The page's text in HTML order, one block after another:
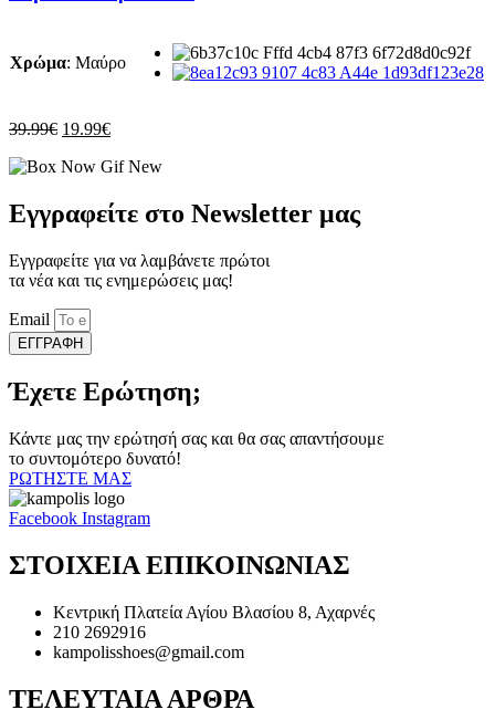
έχει
Οι
να
στη
του
προϊόντος
Χρώμα: Μαύρο
39.99€ Original
was:
19.99€Η
τιμή
19.99€.
Εγγραφείτε στο Newsletter μας
Εγγραφείτε για να λαμβάνετε πρώτοι
τα νέα και τις ενημερώσεις μας!
Email
ΕΓΓΡΑΦΗ
Έχετε Ερώτηση;
Κάντε μας την ερώτησή σας και θα σας απαντήσουμε
το συντομότερο δυνατό!
ΡΩΤΗΣΤΕ ΜΑΣ
Facebook Instagram
ΣΤΟΙΧΕΙΑ ΕΠΙΚΟΙΝΩΝΙΑΣ
Κεντρική Πλατεία Αγίου Βλασίου 8, Αχαρνές
210 2692916
kampolisshoes@gmail.com
ΤΕΛΕΥΤΑΙΑ ΑΡΘΡΑ